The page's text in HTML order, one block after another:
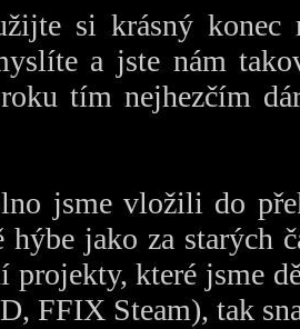
si krásný konec
a jste nám
tím nejhezčím
jsme vložili do
hýbe jako za starých
projekty, které jsme
FFIX Steam), tak